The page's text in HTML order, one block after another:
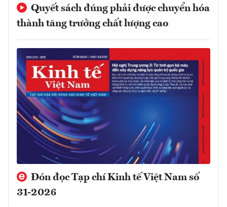
Quyết sách đúng phải được chuyển hóa
thành tăng trưởng chất lượng cao
Đón đọc Tạp chí Kinh tế Việt Nam số
31-2026